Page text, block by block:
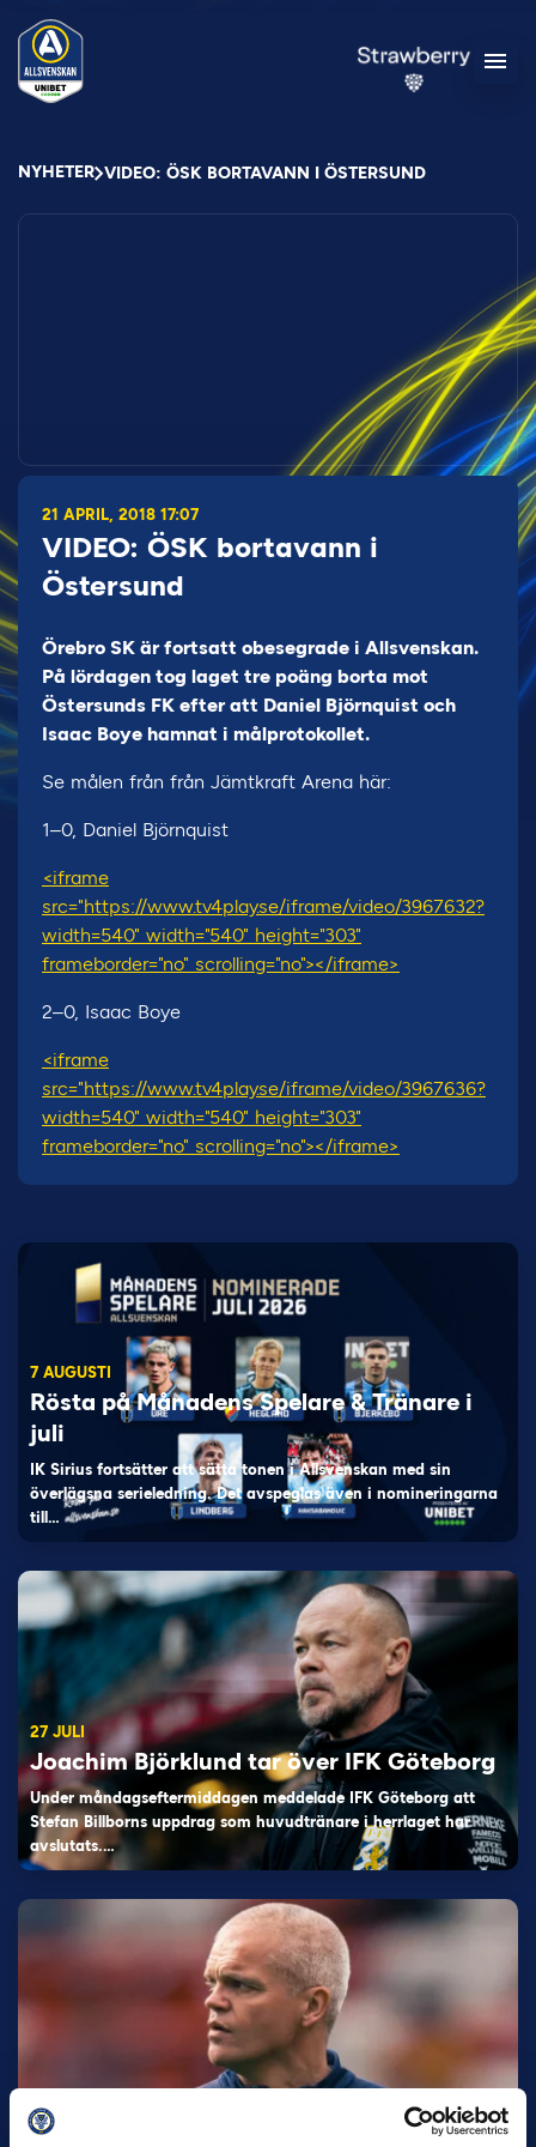
NYHETER VIDEO: ÖSK BORTAVANN I ÖSTERSUND
21 APRIL, 2018 17:07
VIDEO: ÖSK bortavann i
Östersund
Örebro SK är fortsatt obesegrade i Allsvenskan.
På lördagen tog laget tre poäng borta mot
Östersunds FK efter att Daniel Björnquist och
Isaac Boye hamnat i målprotokollet.
Se målen från från Jämtkraft Arena här:
1–0, Daniel Björnquist
<iframe
src="https://www.tv4play.se/iframe/video/3967632?
width=540" width="540" height="303"
frameborder="no" scrolling="no"></iframe>
2–0, Isaac Boye
<iframe
src="https://www.tv4play.se/iframe/video/3967636?
width=540" width="540" height="303"
frameborder="no" scrolling="no"></iframe>
7 AUGUSTI
Rösta på Månadens Spelare & Tränare i
juli
IK Sirius fortsätter att sätta tonen i Allsvenskan med sin
överlägsna serieledning. Det avspeglas även i nomineringarna
till…
27 JULI
Joachim Björklund tar över IFK Göteborg
Under måndagseftermiddagen meddelade IFK Göteborg att
Stefan Billborns uppdrag som huvudtränare i herrlaget har
avslutats.…
30 JUNI
Helstrup ny tränare i Malmö FF